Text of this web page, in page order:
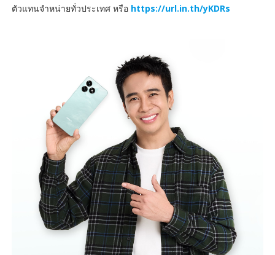
ตัวแทนจำหน่ายทั่วประเทศ หรือ https://url.in.th/yKDRs